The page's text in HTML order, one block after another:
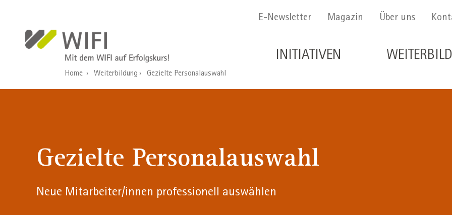
Menu Secondario
E-Newsletter Magazin Über uns
Navigazione principale de
INITIATIVEN
Home Weiterbildung Gezielte Personalauswahl
Gezielte Personalauswahl
Neue Mitarbeiter/innen professionell auswählen